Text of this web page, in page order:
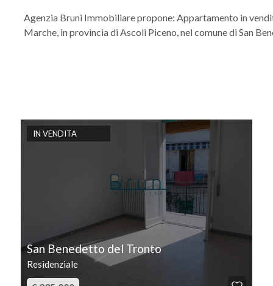
Agenzia Bruni Immobiliare propone: Appartamento in
Marche, in provincia di Ascoli Piceno, nel comune di San
IN VENDITA
San Benedetto del Tronto
Residenziale